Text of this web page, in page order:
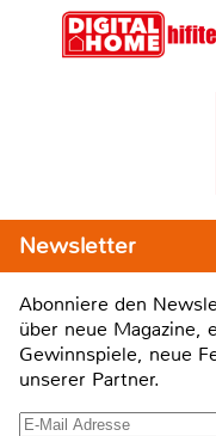
Newsletter
Abonniere den
über neue Magazine,
Gewinnspiele, neue
unserer Partner.